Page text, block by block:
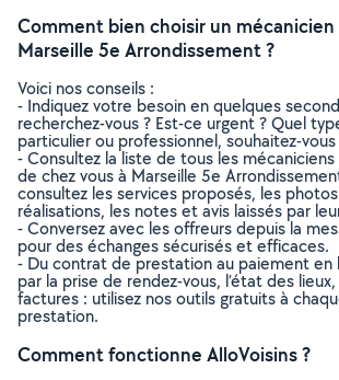
Comment bien choisir un
Marseille 5e Arrondissement ?
Voici nos conseils :
- Indiquez votre besoin en quelques
recherchez-vous ? Est-ce urgent ? Quel
particulier ou professionnel, souhaitez-vous
- Consultez la liste de tous les
de chez vous à Marseille 5e
consultez les services proposés, les
réalisations, les notes et avis laissés par
- Conversez avec les offreurs depuis la
pour des échanges sécurisés et efficaces.
- Du contrat de prestation au paiement en
par la prise de rendez-vous, l’état des
factures : utilisez nos outils gratuits à
prestation.
Comment fonctionne AlloVoisins ?